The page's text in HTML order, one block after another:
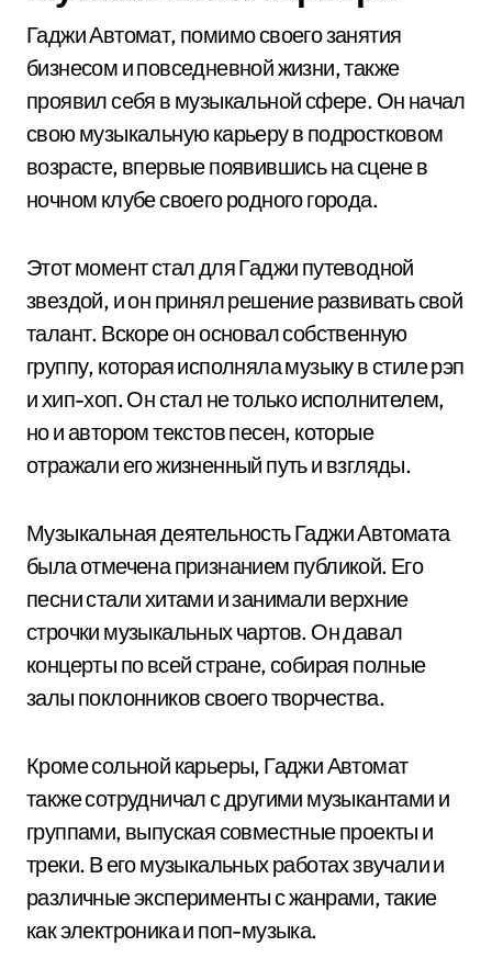
Гаджи Автомат, помимо своего занятия
бизнесом и повседневной жизни, также
проявил себя в музыкальной сфере. Он начал
свою музыкальную карьеру в подростковом
возрасте, впервые появившись на сцене в
ночном клубе своего родного города.
Этот момент стал для Гаджи путеводной
звездой, и он принял решение развивать свой
талант. Вскоре он основал собственную
группу, которая исполняла музыку в стиле рэп
и хип-хоп. Он стал не только исполнителем,
но и автором текстов песен, которые
отражали его жизненный путь и взгляды.
Музыкальная деятельность Гаджи Автомата
была отмечена признанием публикой. Его
песни стали хитами и занимали верхние
строчки музыкальных чартов. Он давал
концерты по всей стране, собирая полные
залы поклонников своего творчества.
Кроме сольной карьеры, Гаджи Автомат
также сотрудничал с другими музыкантами и
группами, выпуская совместные проекты и
треки. В его музыкальных работах звучали и
различные эксперименты с жанрами, такие
как электроника и поп-музыка.